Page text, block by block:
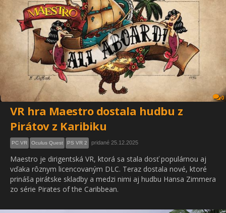
0
VR hra Maestro dostala hudbu z
Pirátov z Karibiku
PC VR Oculus Quest PS VR 2 pridané 25.12.2025
Maestro je dirigentská VR, ktorá sa stala dosť populárnou aj
vďaka rôznym licencovaným DLC. Teraz dostala nové, ktoré
prináša pirátske skladby a medzi nimi aj hudbu Hansa Zimmera
zo série Pirates of the Caribbean.